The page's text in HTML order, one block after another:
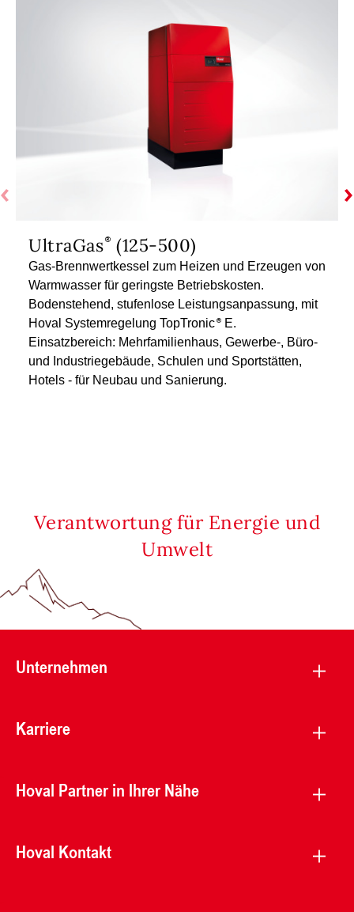
UltraGas (125-500)
Gas-Brennwertkessel zum Heizen und Erzeugen von
Warmwasser für geringste Betriebskosten.
Bodenstehend, stufenlose Leistungsanpassung, mit
Hoval Systemregelung TopTronic
E.
Einsatzbereich: Mehrfamilienhaus, Gewerbe-, Büro-
und Industriegebäude, Schulen und Sportstätten,
Hotels - für Neubau und Sanierung.
Verantwortung für Energie und
Umwelt
Unternehmen
Karriere
Hoval Partner in Ihrer Nähe
Hoval Kontakt